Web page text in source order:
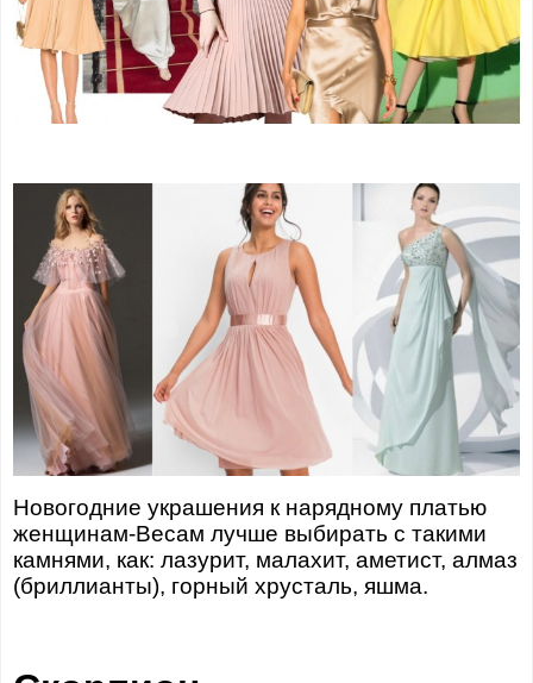
Новогодние украшения к нарядному платью
женщинам-Весам лучше выбирать с такими
камнями, как: лазурит, малахит, аметист, алмаз
(бриллианты), горный хрусталь, яшма.